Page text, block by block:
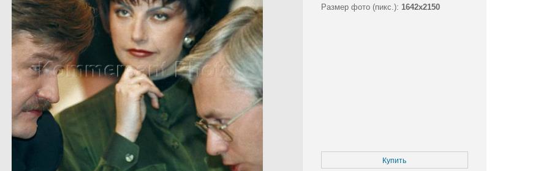
Размер фото (пикс.): 1642x2150
Купить